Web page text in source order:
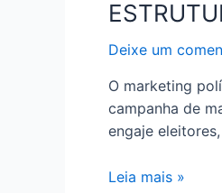
Deixe um
O marketing
campanha de
engaje
Leia mais »